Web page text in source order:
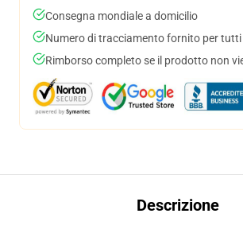
Consegna mondiale a domicilio
Numero di tracciamento fornito per tutti
Rimborso completo se il prodotto non
Descrizione